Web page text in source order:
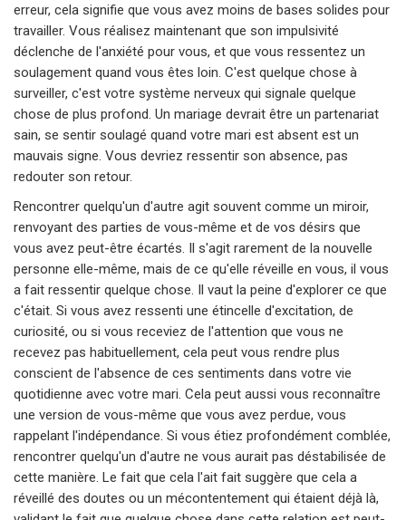
erreur, cela signifie que vous avez moins de bases solides pour
travailler. Vous réalisez maintenant que son impulsivité
déclenche de l'anxiété pour vous, et que vous ressentez un
soulagement quand vous êtes loin. C'est quelque chose à
surveiller, c'est votre système nerveux qui signale quelque
chose de plus profond. Un mariage devrait être un partenariat
sain, se sentir soulagé quand votre mari est absent est un
mauvais signe. Vous devriez ressentir son absence, pas
redouter son retour.
Rencontrer quelqu'un d'autre agit souvent comme un miroir,
renvoyant des parties de vous-même et de vos désirs que
vous avez peut-être écartés. Il s'agit rarement de la nouvelle
personne elle-même, mais de ce qu'elle réveille en vous, il vous
a fait ressentir quelque chose. Il vaut la peine d'explorer ce que
c'était. Si vous avez ressenti une étincelle d'excitation, de
curiosité, ou si vous receviez de l'attention que vous ne
recevez pas habituellement, cela peut vous rendre plus
conscient de l'absence de ces sentiments dans votre vie
quotidienne avec votre mari. Cela peut aussi vous reconnaître
une version de vous-même que vous avez perdue, vous
rappelant l'indépendance. Si vous étiez profondément comblée,
rencontrer quelqu'un d'autre ne vous aurait pas déstabilisée de
cette manière. Le fait que cela l'ait fait suggère que cela a
réveillé des doutes ou un mécontentement qui étaient déjà là,